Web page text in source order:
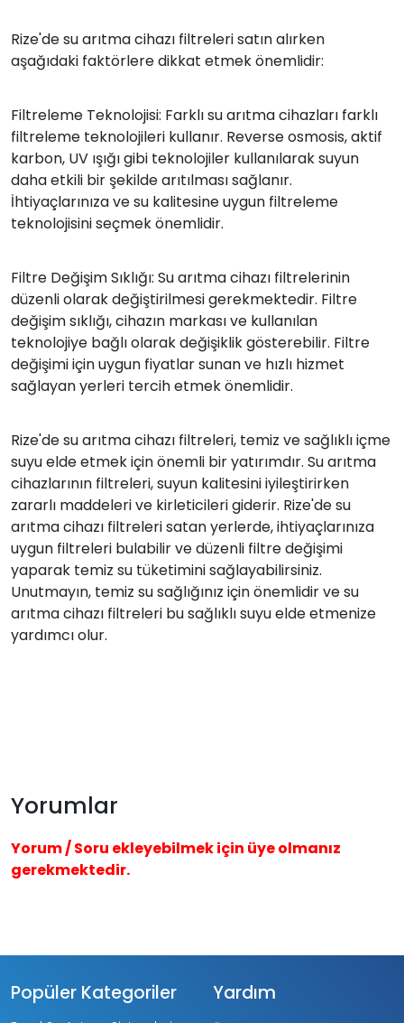
Rize'de su arıtma cihazı filtreleri satın alırken
aşağıdaki faktörlere dikkat etmek önemlidir:
Filtreleme Teknolojisi: Farklı su arıtma cihazları farklı
filtreleme teknolojileri kullanır. Reverse osmosis, aktif
karbon, UV ışığı gibi teknolojiler kullanılarak suyun
daha etkili bir şekilde arıtılması sağlanır.
İhtiyaçlarınıza ve su kalitesine uygun filtreleme
teknolojisini seçmek önemlidir.
Filtre Değişim Sıklığı: Su arıtma cihazı filtrelerinin
düzenli olarak değiştirilmesi gerekmektedir. Filtre
değişim sıklığı, cihazın markası ve kullanılan
teknolojiye bağlı olarak değişiklik gösterebilir. Filtre
değişimi için uygun fiyatlar sunan ve hızlı hizmet
sağlayan yerleri tercih etmek önemlidir.
Rize'de su arıtma cihazı filtreleri, temiz ve sağlıklı içme
suyu elde etmek için önemli bir yatırımdır. Su arıtma
cihazlarının filtreleri, suyun kalitesini iyileştirirken
zararlı maddeleri ve kirleticileri giderir. Rize'de su
arıtma cihazı filtreleri satan yerlerde, ihtiyaçlarınıza
uygun filtreleri bulabilir ve düzenli filtre değişimi
yaparak temiz su tüketimini sağlayabilirsiniz.
Unutmayın, temiz su sağlığınız için önemlidir ve su
arıtma cihazı filtreleri bu sağlıklı suyu elde etmenize
yardımcı olur.
Yorumlar
Yorum / Soru ekleyebilmek için üye olmanız
gerekmektedir.
Popüler Kategoriler Yardım